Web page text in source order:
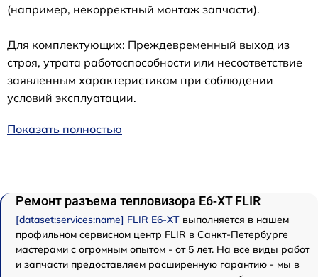
(например, некорректный монтаж запчасти).
Для комплектующих: Преждевременный выход из
строя, утрата работоспособности или несоответствие
заявленным характеристикам при соблюдении
условий эксплуатации.
Показать полностью
Ремонт разъема тепловизора E6-XT FLIR
[dataset:services:name] FLIR E6-XT выполняется в нашем
профильном сервисном центр FLIR в Санкт-Петербурге
мастерами с огромным опытом - от 5 лет. На все виды работ
и запчасти предоставляем расширенную гарантию - мы в